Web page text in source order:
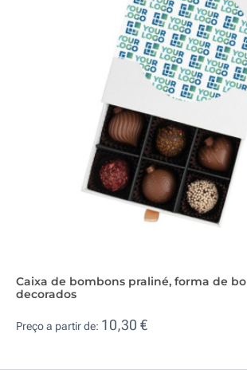
Caixa de bombons praliné, forma de
decorados
Preço a partir de: 10,30 €